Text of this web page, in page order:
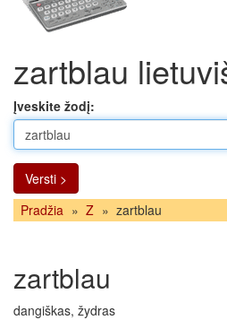
zartblau
Įveskite žodį:
Versti >
Pradžia » Z » zartblau
zartblau
dangiškas, žydras